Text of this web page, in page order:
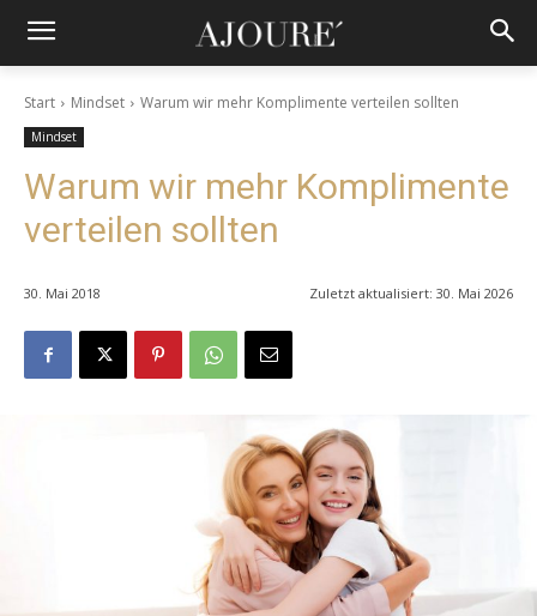
Start Mindset Warum wir mehr Komplimente verteilen sollten
Mindset
Warum wir mehr Komplimente
verteilen sollten
30. Mai 2018 Zuletzt aktualisiert: 30. Mai 2026